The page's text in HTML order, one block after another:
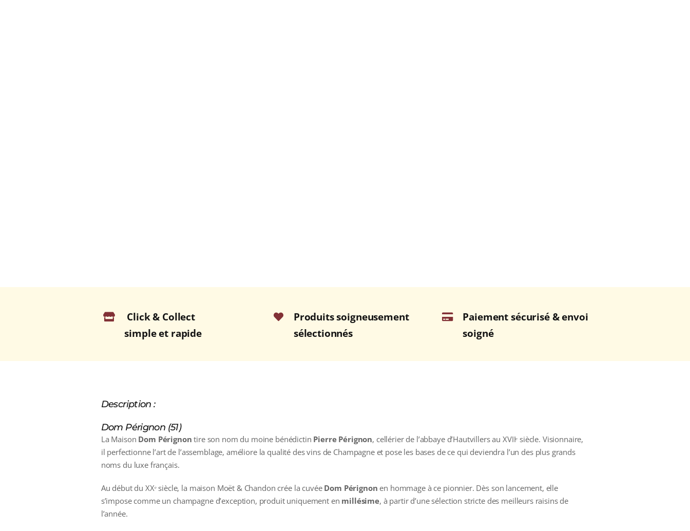
Click & Collect
simple et rapide
Produits soigneusement
sélectionnés
Paiement sécurisé & envoi
soigné
Description :
Dom Pérignon (51)
La Maison Dom Pérignon tire son nom du moine bénédictin Pierre Pérignon, cellérier de l’abbaye d’Hautvillers au XVIIᵉ siècle. Visionnaire,
il perfectionne l’art de l’assemblage, améliore la qualité des vins de Champagne et pose les bases de ce qui deviendra l’un des plus grands
noms du luxe français.
Au début du XXᵉ siècle, la maison Moët & Chandon crée la cuvée Dom Pérignon en hommage à ce pionnier. Dès son lancement, elle
s’impose comme un champagne d’exception, produit uniquement en millésime, à partir d’une sélection stricte des meilleurs raisins de
l’année.